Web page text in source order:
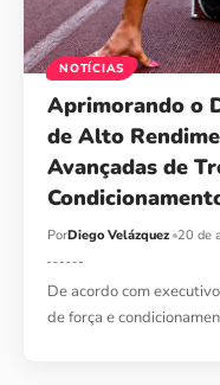
NOTÍCIAS
Aprimorando o
de Alto
Avançadas de
PorDiego Velázquez 20 de
De acordo com
de força e